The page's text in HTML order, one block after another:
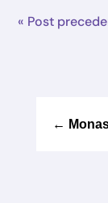
« Post
←